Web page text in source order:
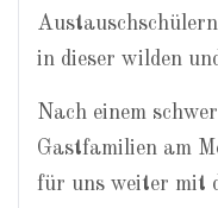
in dieser wilden
Nach einem
Gastfamilien am
für uns weiter mit